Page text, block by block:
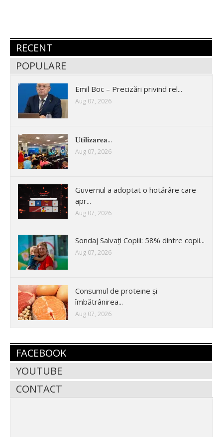
RECENT
POPULARE
Emil Boc – Precizări privind rel...
Aug 07, 2026
𝐔𝐭𝐢𝐥𝐢𝐳𝐚𝐫𝐞𝐚...
Aug 07, 2026
Guvernul a adoptat o hotărâre care
apr...
Aug 07, 2026
Sondaj Salvați Copiii: 58% dintre copii...
Aug 07, 2026
Consumul de proteine și
îmbătrânirea...
Aug 07, 2026
FACEBOOK
YOUTUBE
CONTACT